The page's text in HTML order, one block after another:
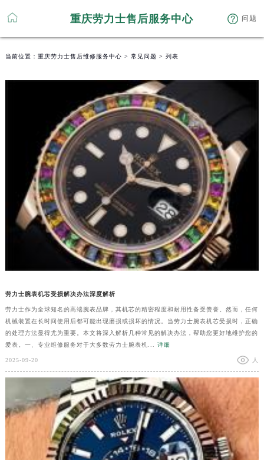
重庆劳力士售后服务中心 问题
当前位置： 重庆劳力士售后维修服务中心 > 常见问题 > 列表
劳力士腕表机芯受损解决办法深度解析
劳力士作为全球知名的高端腕表品牌，其机芯的精密程度和耐用性备受赞誉。然而，任何
机械装置在长时间使用后都可能出现磨损或损坏的情况。当劳力士腕表机芯受损时，正确
的处理方法显得尤为重要。本文将深入解析几种常见的解决办法，帮助您更好地维护您的
爱表。一、专业维修服务对于大多数劳力士腕表机... 详细
2025-09-20 人